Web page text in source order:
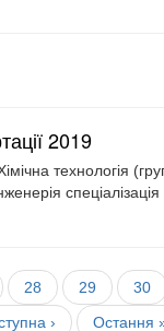
2019
технологія
Сторінка
28 Сторінка
29 30
›
Остання
Остання